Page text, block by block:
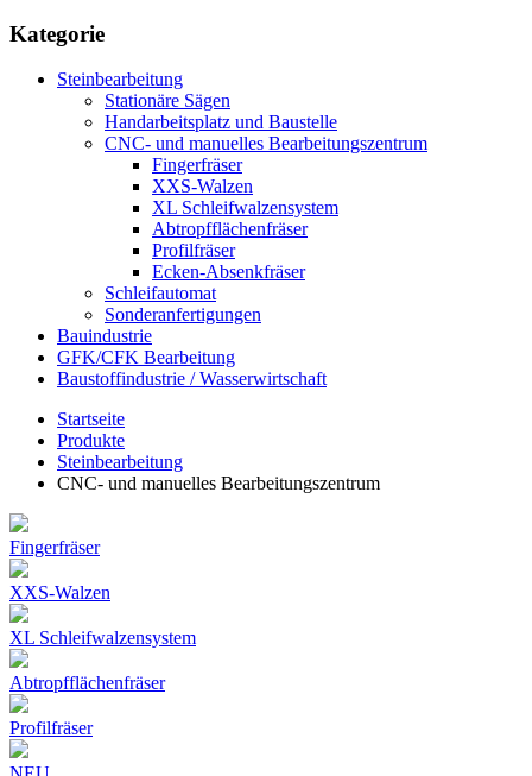
Kategorie
Steinbearbeitung
Stationäre Sägen
Handarbeitsplatz und Baustelle
CNC- und manuelles Bearbeitungszentrum
Fingerfräser
XXS-Walzen
XL Schleifwalzensystem
Abtropfflächenfräser
Profilfräser
Ecken-Absenkfräser
Schleifautomat
Sonderanfertigungen
Bauindustrie
GFK/CFK Bearbeitung
Baustoffindustrie / Wasserwirtschaft
Startseite
Produkte
Steinbearbeitung
CNC- und manuelles Bearbeitungszentrum
Fingerfräser
XXS-Walzen
XL Schleifwalzensystem
Abtropfflächenfräser
Profilfräser